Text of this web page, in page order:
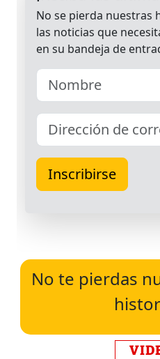
No te pierdas